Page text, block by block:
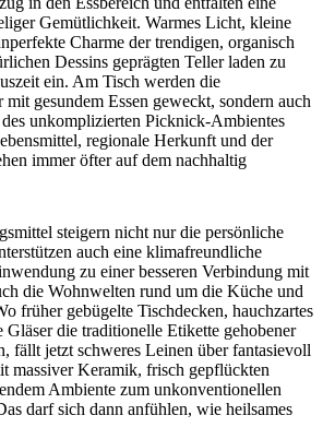
Gemütlichkeit. Warmes Licht, kleine
Charme der trendigen, organisch
Dessins geprägten Teller laden zu
ein. Am Tisch werden die
gesundem Essen geweckt, sondern auch
unkomplizierten Picknick-Ambientes
regionale Herkunft und der
immer öfter auf dem nachhaltig
steigern nicht nur die persönliche
auch eine klimafreundliche
zu einer besseren Verbindung mit
die Wohnwelten rund um die Küche und
früher gebügelte Tischdecken, hauchzartes
die traditionelle Etikette gehobener
fällt jetzt schweres Leinen über fantasievoll
massiver Keramik, frisch gepflückten
Ambiente zum unkonventionellen
darf sich dann anfühlen, wie heilsames